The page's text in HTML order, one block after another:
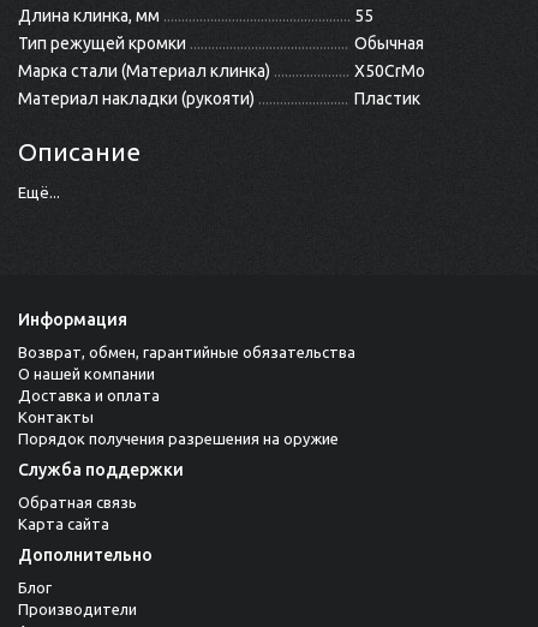
Длина клинка, мм
55
Тип режущей кромки
Обычная
Марка стали (Материал клинка)
X50CrMo
Материал накладки (рукояти)
Пластик
Описание
Ещё...
Информация
Возврат, обмен, гарантийные обязательства
О нашей компании
Доставка и оплата
Контакты
Порядок получения разрешения на оружие
Служба поддержки
Обратная связь
Карта сайта
Дополнительно
Блог
Производители